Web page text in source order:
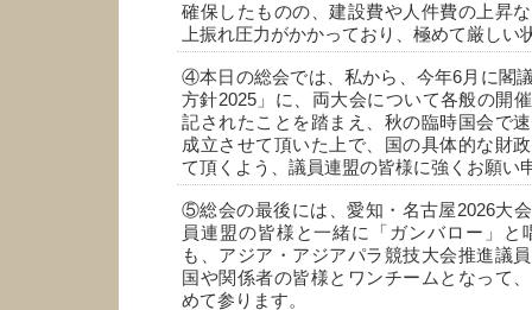
確保したものの、建設費や人件費の上昇
上振れ圧力がかかっており、極めて厳しい
④本日の総会では、私から、今年6月に閣
方針2025」に、両大会について各般の開
記されたことを踏まえ、秋の臨時国会で
成立させて頂いた上で、国の具体的な財
て頂くよう、議員連盟の皆様に強くお願い
⑤総会の最後には、愛知・名古屋2026大
員連盟の皆様と一緒に「ガンバロー」と
も、アジア・アジアパラ競技大会推進議
国や関係者の皆様とワンチームとなって
めて参ります。